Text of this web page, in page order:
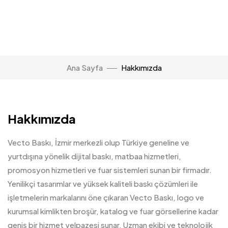
Ana Sayfa Hakkımızda
Hakkımızda
Vecto Baskı, İzmir merkezli olup Türkiye geneline ve
yurtdışına yönelik dijital baskı, matbaa hizmetleri,
promosyon hizmetleri ve fuar sistemleri sunan bir firmadır.
Yenilikçi tasarımlar ve yüksek kaliteli baskı çözümleri ile
işletmelerin markalarını öne çıkaran Vecto Baskı, logo ve
kurumsal kimlikten broşür, katalog ve fuar görsellerine kadar
geniş bir hizmet yelpazesi sunar. Uzman ekibi ve teknolojik